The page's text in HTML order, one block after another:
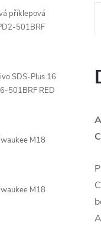
příklepová
501BRF
SDS-Plus 16
501BRF RED
M18
M18